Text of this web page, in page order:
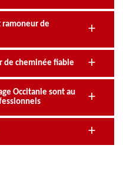
ramoneur de
de cheminée fiable
Occitanie sont au